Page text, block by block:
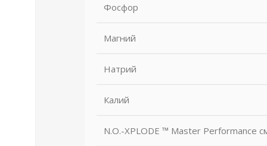
Фосфор
Магний
Натрий
Калий
N.O.-XPLODE ™ Master Performance